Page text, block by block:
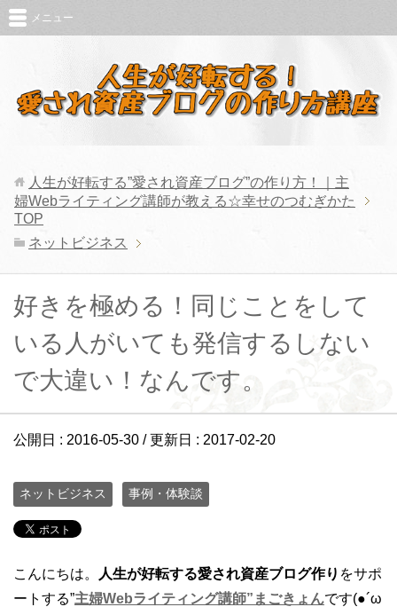
メニュー
人生が好転する”愛され資産ブログ”の作り方！｜主
婦Webライティング講師が教える☆幸せのつむぎかた
TOP
ネットビジネス
好きを極める！同じことをして
いる人がいても発信するしない
で大違い！なんです。
公開日 : 2016-05-30 / 更新日 : 2017-02-20
ネットビジネス 事例・体験談
こんにちは。 人生が好転する愛され資産ブログ作り をサポ
ートする”主婦Webライティング講師”まごきょんです(●´ω